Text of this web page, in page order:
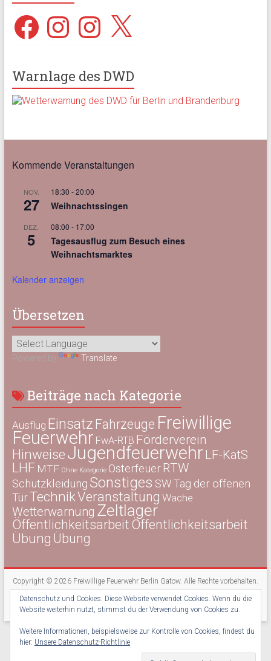
FacebookInstagramInstagram
X
Warnlage des DWD
Kommende Veranstaltungen
NOV.
27
18:30 -20:00
Weihnachtssingen
DEZ.
5
08:00 - 17:00
Tagesausflug zum Besuch eines
Weihnachtsmarktes
Kalender anzeigen
Übersetzen
Powered by Translate
Beiträge nach Kategorie
Ausflug Einsatz Fahrzeuge Freiwillige
Feuerwehr FwA-RTB Förderverein
HinweiseJugendfeuerwehr LF-KatS
LHF MTF Ohne Kategorie Osterfeuer RTW
SchutzkleidungSonstiges SWTag der offenen
TürTechnikVeranstaltung Wache
Wetterwarnung Zeltlager
Öffentlichkeitsarbeit Öffentlichkeitsarbeit
Übung Übung
Copyright © 2026 Freiwillige Feuerwehr Berlin Gatow. Alle Rechte vorbehalten.
Kontakt
Impressum Datenschutz Newsletter
Datenschutz und Cookies: Diese Website verwendet Cookies. Wenn du die
Website weiterhin nutzt, stimmst du der Verwendung von Cookies zu.
Weitere Informationen, beispielsweise zur Kontrolle von Cookies, findest du
hier: Unsere Datenschutz-Richtlinie